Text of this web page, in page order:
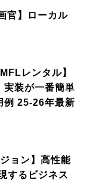
官】ローカル
レンタル】
装が一番簡単
例 25-26年最新
ョン】高性能
するビジネス